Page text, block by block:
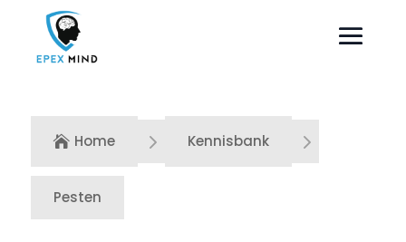
 Home 5 Kennisbank 5
Pesten